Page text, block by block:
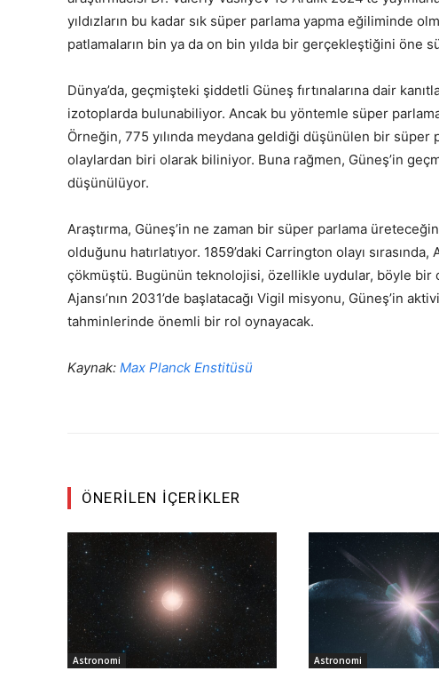
yıldızların bu kadar sık süper parlama yapma eğiliminde
patlamaların bin ya da on bin yılda bir gerçekleştiğini öne
Dünya’da, geçmişteki şiddetli Güneş fırtınalarına dair
izotoplarda bulunabiliyor. Ancak bu yöntemle süper
Örneğin, 775 yılında meydana geldiği düşünülen bir
olaylardan biri olarak biliniyor. Buna rağmen, Güneş’in
düşünülüyor.
Araştırma, Güneş’in ne zaman bir süper parlama
olduğunu hatırlatıyor. 1859’daki Carrington olayı
çökmüştü. Bugünün teknolojisi, özellikle uydular, böyle bir
Ajansı’nın 2031’de başlatacağı Vigil misyonu, Güneş’in
tahminlerinde önemli bir rol oynayacak.
Kaynak: Max Planck Enstitüsü
ÖNERILEN İÇERIKLER
Astronomi Astronomi